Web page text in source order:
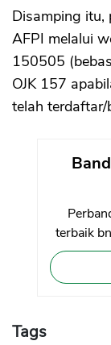
Disamping itu,
AFPI melalui
150505
OJK 157
telah terdaftar/
terbaik
Tags